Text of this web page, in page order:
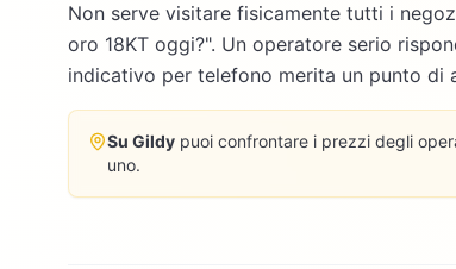
Non serve visitare fisicamente tutti i
oro 18KT oggi?". Un operatore serio
indicativo per telefono merita un punto di
Su Gildy puoi confrontare i prezzi degli
uno.